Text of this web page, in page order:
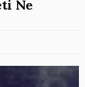
Ne